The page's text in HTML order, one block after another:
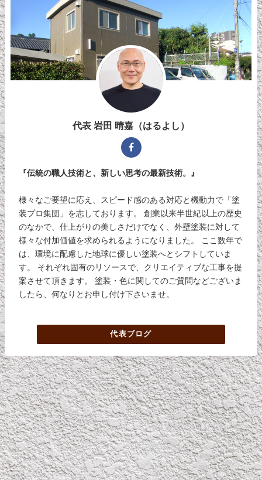
代表 岩田 晴嘉（はるよし）
『伝統の職人技術と、新しい思考の最新技術。』
様々なご要望に応え、スピード感のある対応と機動力で「塗
装プロ集団」を志しております。 創業以来半世紀以上の歴史
のなかで、仕上がりの美しさだけでなく、外壁塗装に対して
様々な付加価値を求められるようになりました。 ここ数年で
は、環境に配慮した地球に優しい塗装へとシフトしていま
す。 それぞれ固有のリソースで、クリエイティブな工事を提
案させて頂きます。 塗装・色に関してのご質問などございま
したら、何なりとお申し付け下さいませ。
代表ブログ